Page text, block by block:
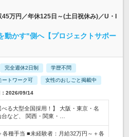
万円／年休125日～(土日祝休み)／U・I
動かす"側へ【プロジェクトサポー
完全週休2日制 学歴不問
ートワーク可 女性のおしごと掲載中
2026/09/14
べる大型全国採用！】 大阪・東京・名
など、 関西・関東・…
各種手当 ■未経験者：月給32万円～＋各